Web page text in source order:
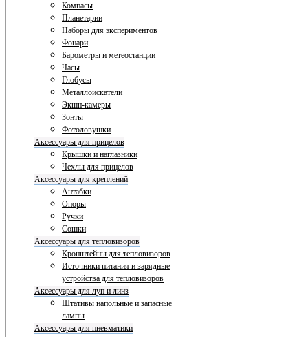
Компасы
Планетарии
Наборы для экспериментов
Фонари
Барометры и метеостанции
Часы
Глобусы
Металлоискатели
Экшн-камеры
Зонты
Фотоловушки
Аксессуары для прицелов
Крышки и наглазники
Чехлы для прицелов
Аксессуары для креплений
Антабки
Опоры
Ручки
Сошки
Аксессуары для тепловизоров
Кронштейны для тепловизоров
Источники питания и зарядные
устройства для тепловизоров
Аксессуары для луп и линз
Штативы напольные и запасные
лампы
Аксессуары для пневматики